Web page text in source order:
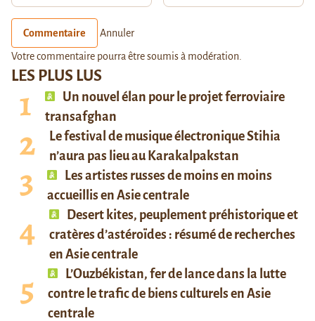
LES PLUS LUS
Un nouvel élan pour le projet ferroviaire
transafghan
Le festival de musique électronique Stihia
n’aura pas lieu au Karakalpakstan
Les artistes russes de moins en moins
accueillis en Asie centrale
Desert kites, peuplement préhistorique et
cratères d’astéroïdes : résumé de recherches
en Asie centrale
L’Ouzbékistan, fer de lance dans la lutte
contre le trafic de biens culturels en Asie
centrale
Commentaire Annuler
Votre commentaire pourra être soumis à modération.